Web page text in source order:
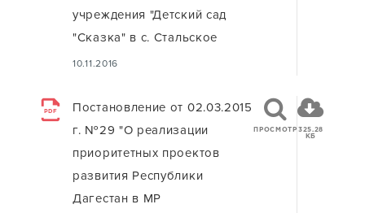
учреждения "Детский сад
"Сказка" в с. Стальское
10.11.2016
PDF
Постановление от 02.03.2015
г. №29 "О реализации
приоритетных проектов
развития Республики
Дагестан в МР
ПРОСМОТР 325.28
КБ